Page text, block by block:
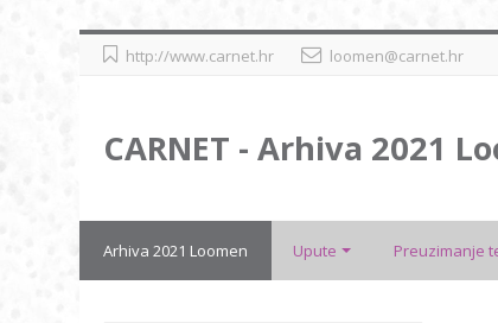
http://www.carnet.hr loomen@carnet.hr
CARNET - Arhiva 2021
Arhiva 2021 Loomen Upute Preuzimanje